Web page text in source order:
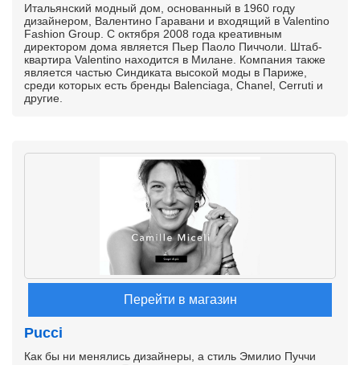
Итальянский модный дом, основанный в 1960 году
дизайнером, Валентино Гаравани и входящий в Valentino
Fashion Group. С октября 2008 года креативным
директором дома является Пьер Паоло Пиччоли. Штаб-
квартира Valentino находится в Милане. Компания также
является частью Синдиката высокой моды в Париже,
среди которых есть бренды Balenciaga, Chanel, Cerruti и
другие.
Перейти в магазин
Pucci
Как бы ни менялись дизайнеры, а стиль Эмилио Пуччи